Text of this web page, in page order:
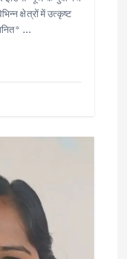
क्षेत्रों में उत्कृष्ट
…